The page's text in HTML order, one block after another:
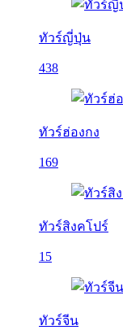
ทัวร์ญี่ปุ่น
438
ทัวร์ฮ่องกง
169
ทัวร์สิงคโปร์
15
ทัวร์จีน